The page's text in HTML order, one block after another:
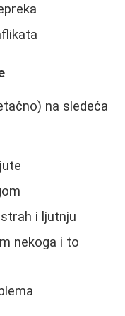
na sledeća
i ljutnju
nekoga i to